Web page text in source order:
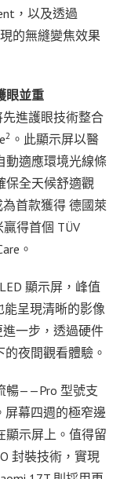
，以及透過
的無縫變焦效果
眼並重
先進護眼技術整合
2 。此顯示屏以醫
動適應環境光線條
保全天候舒適觀
為首款獲得 德國萊
得首個 TÜV
。
顯示屏，峰值
呈現清晰的影像
進一步，透過硬件
夜間觀看體驗。
暢——Pro 型號支
屏幕四週的極窄邊
顯示屏上。值得留
封裝技術，實現